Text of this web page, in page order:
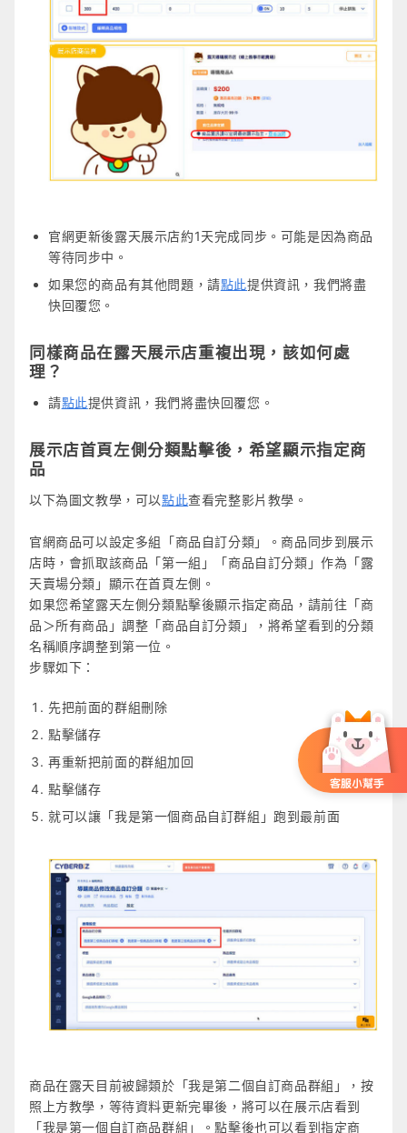
官網更新後露天展示店約1天完成同步。可能是因為商品
等待同步中。
如果您的商品有其他問題，請點此提供資訊，我們將盡
快回覆您。
同樣商品在露天展示店重複出現，該如何處
理？
請點此提供資訊，我們將盡快回覆您。
展示店首頁左側分類點擊後，希望顯示指定商
品
以下為圖文教學，可以點此查看完整影片教學。
官網商品可以設定多組「商品自訂分類」。商品同步到展示
店時，會抓取該商品「第一組」「商品自訂分類」作為「露
天賣場分類」顯示在首頁左側。
如果您希望露天左側分類點擊後顯示指定商品，請前往「商
品＞所有商品」調整「商品自訂分類」，將希望看到的分類
名稱順序調整到第一位。
步驟如下：
先把前面的群組刪除
點擊儲存
再重新把前面的群組加回
點擊儲存
就可以讓「我是第一個商品自訂群組」跑到最前面
商品在露天目前被歸類於「我是第二個自訂商品群組」，按
照上方教學，等待資料更新完畢後，將可以在展示店看到
「我是第一個自訂商品群組」。點擊後也可以看到指定商